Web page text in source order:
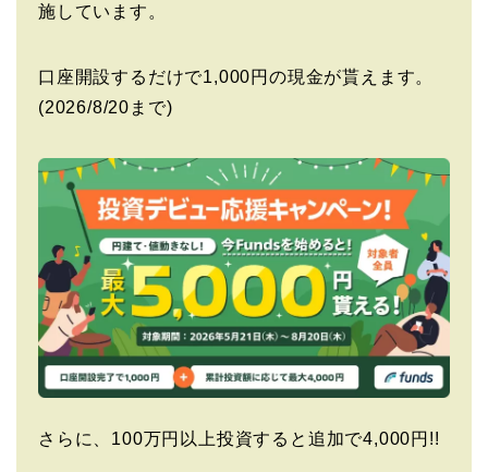
施しています。
口座開設するだけで1,000円の現金が貰えます。
(2026/8/20まで)
さらに、100万円以上投資すると追加で4,000円!!